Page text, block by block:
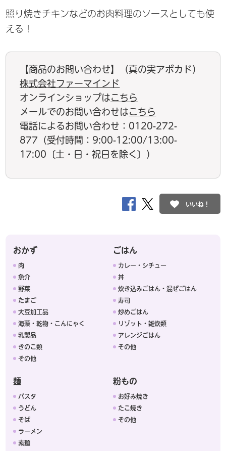
照り焼きチキンなどのお肉料理のソースとしても使
える！
【商品のお問い合わせ】（真の実アボカド）
株式会社ファーマインド
オンラインショップはこちら
メールでのお問い合わせはこちら
電話によるお問い合わせ：0120-272-
877（受付時間：9:00-12:00/13:00-
17:00〔土・日・祝日を除く〕）
いいね！
おかず
肉
魚介
野菜
たまご
大豆加工品
海藻・乾物・こんにゃく
乳製品
きのこ類
その他
ごはん
カレー・シチュー
丼
炊き込みごはん・混ぜごはん
寿司
炒めごはん
リゾット・雑炊類
アレンジごはん
その他
麺
パスタ
うどん
そば
ラーメン
素麺
粉もの
お好み焼き
たこ焼き
その他